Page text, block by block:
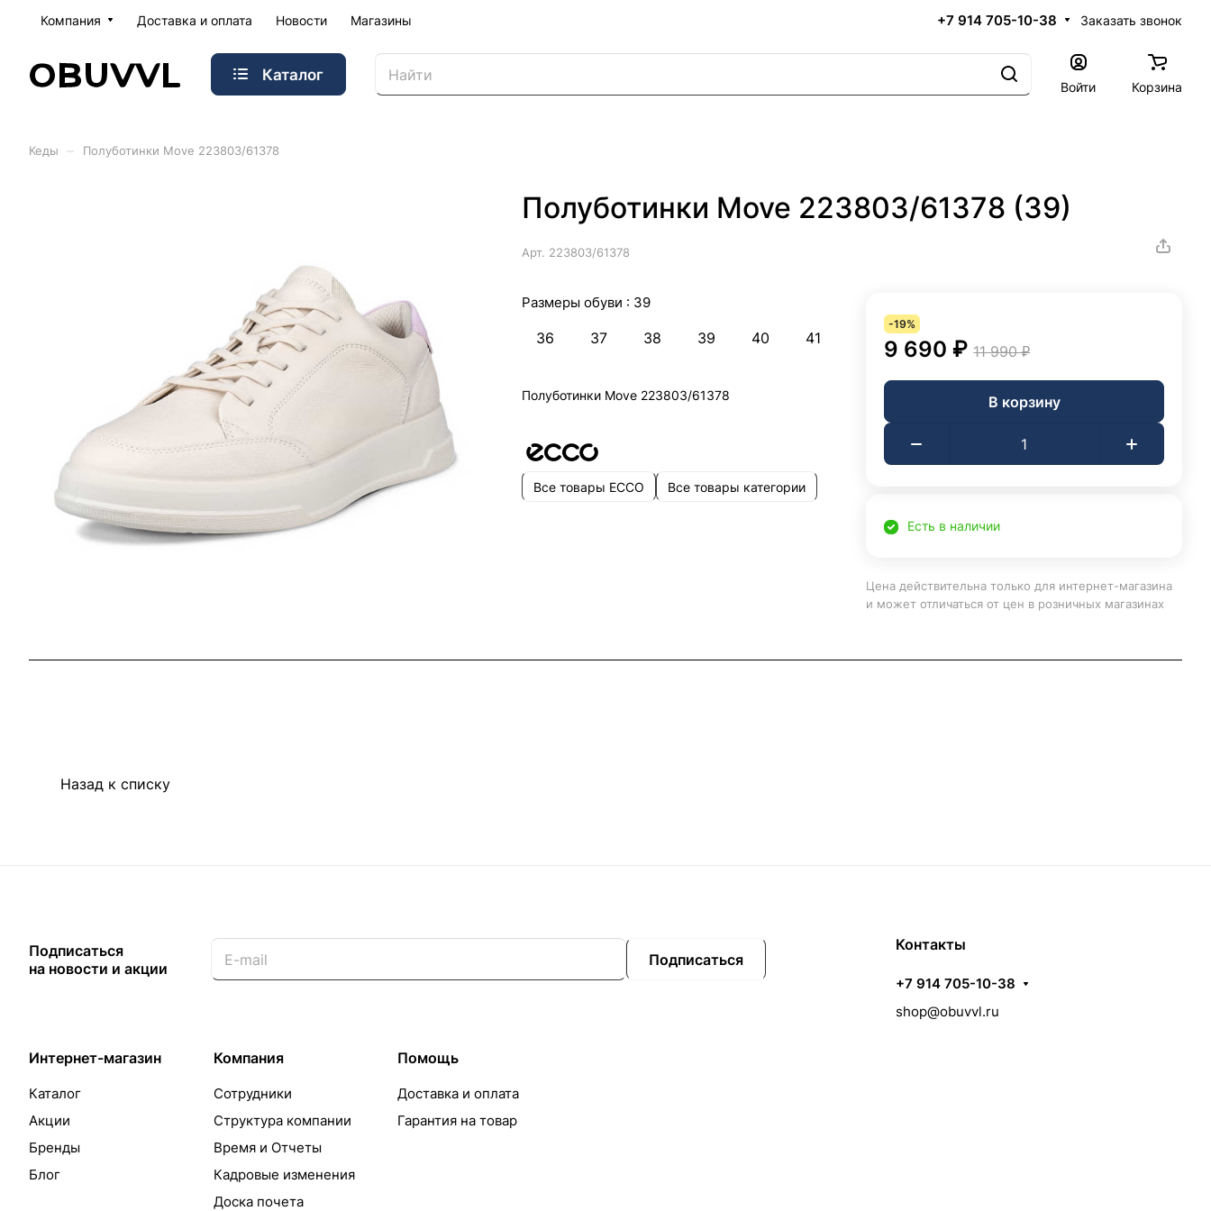
Компания Доставка и оплата Новости Магазины +7 914 705-10-38 Заказать звонок
Каталог
Войти Корзина
Кеды Полуботинки Move 223803/61378
Полуботинки Move 223803/61378 (39)
Арт. 223803/61378
Размеры обуви : 39
36 37 38 39 40 41
Полуботинки Move 223803/61378
Все товары ECCO Все товары категории
-19%
9 690 ₽ 11 990 ₽
В корзину
Есть в наличии
Цена действительна только для интернет-магазина
и может отличаться от цен в розничных магазинах
Назад к списку
Подписаться
на новости и акции
Подписаться
Интернет-магазин
Каталог
Акции
Бренды
Блог
Компания
Сотрудники
Структура компании
Время и Отчеты
Кадровые изменения
Доска почета
Помощь
Доставка и оплата
Гарантия на товар
Контакты
+7 914 705-10-38
shop@obuvvl.ru